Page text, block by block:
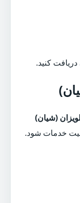
کنید.
(شیان)
خدمات شود.